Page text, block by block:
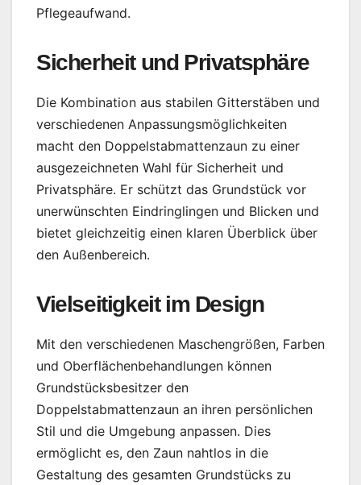
Pflegeaufwand.
Sicherheit und Privatsphäre
Die Kombination aus stabilen Gitterstäben und
verschiedenen Anpassungsmöglichkeiten
macht den Doppelstabmattenzaun zu einer
ausgezeichneten Wahl für Sicherheit und
Privatsphäre. Er schützt das Grundstück vor
unerwünschten Eindringlingen und Blicken und
bietet gleichzeitig einen klaren Überblick über
den Außenbereich.
Vielseitigkeit im Design
Mit den verschiedenen Maschengrößen, Farben
und Oberflächenbehandlungen können
Grundstücksbesitzer den
Doppelstabmattenzaun an ihren persönlichen
Stil und die Umgebung anpassen. Dies
ermöglicht es, den Zaun nahtlos in die
Gestaltung des gesamten Grundstücks zu